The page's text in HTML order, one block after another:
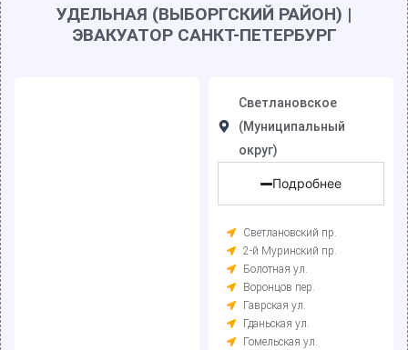
УДЕЛЬНАЯ (ВЫБОРГСКИЙ РАЙОН) |
ЭВАКУАТОР САНКТ-ПЕТЕРБУРГ
Светлановское
(Муниципальный
округ)
Подробнее
Светлановский пр.
2-й Муринский пр.
Болотная ул.
Воронцов пер.
Гаврская ул.
Гданьская ул.
Гомельская ул.